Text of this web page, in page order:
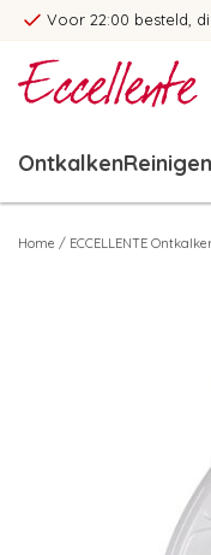
Voor 22:00 besteld,
OntkalkenReinigen
Home / ECCELLENTE